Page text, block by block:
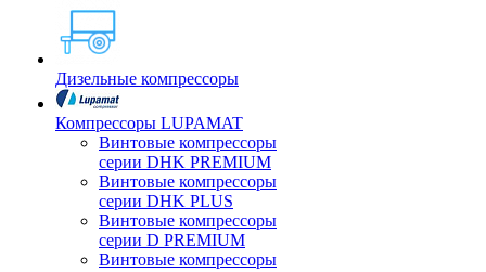
Дизельные компрессоры
Компрессоры LUPAMAT
Винтовые компрессоры
серии DHK PREMIUM
Винтовые компрессоры
серии DHK PLUS
Винтовые компрессоры
серии D PREMIUM
Винтовые компрессоры